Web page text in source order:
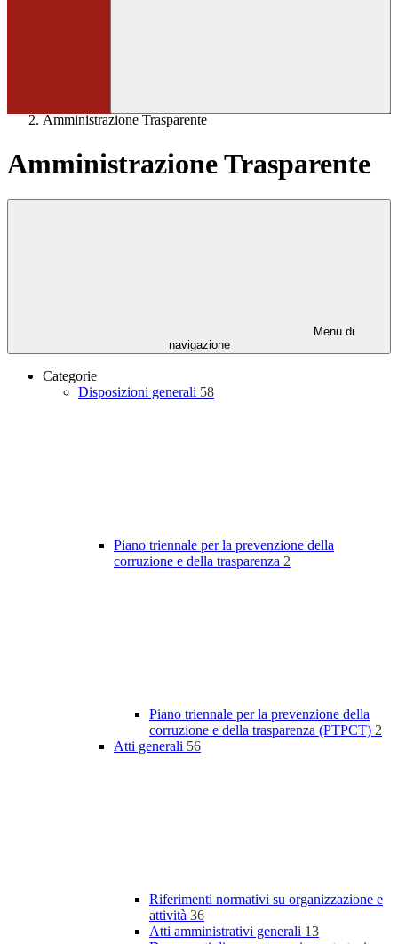
Amministrazione Trasparente
Amministrazione Trasparente
Menu di
navigazione
Categorie
Disposizioni generali 58
Piano triennale per la prevenzione della
corruzione e della trasparenza 2
Piano triennale per la prevenzione della
corruzione e della trasparenza (PTPCT) 2
Atti generali 56
Riferimenti normativi su organizzazione e
attività 36
Atti amministrativi generali 13